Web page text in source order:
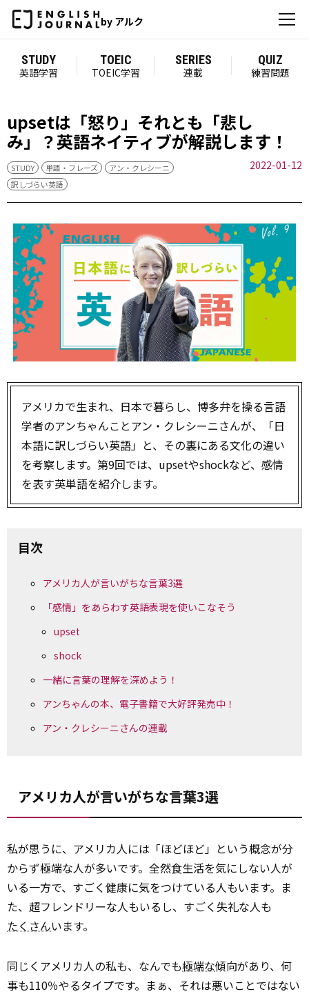
by アルク
STUDY
英語学習
TOEIC
TOEIC学習
SERIES
連載
QUIZ
練習問題
upsetは「怒り」それとも「悲し
み」？英語ネイティブが解説します！
STUDY 単語・フレーズ
アン・クレシーニ
訳しづらい英語
2022-01-12
アメリカで生まれ、日本で暮らし、博多弁を操る言語
学者のアンちゃんことアン・クレシーニさんが、「日
本語に訳しづらい英語」と、その裏にある文化の違い
を考察します。第9回では、upsetやshockなど、感情
を表す英単語を紹介します。
目次
アメリカ人が言いがちな言葉3選
「感情」をあらわす英語表現を使いこなそう
upset
shock
一緒に言葉の理解を深めよう！
アンちゃんの本、電子書籍で大好評発売中！
アン・クレシーニさんの連載
アメリカ人が言いがちな言葉3選
私が思うに、アメリカ人には「ほどほど」という概念が分
からず極端な人が多いです。全然食生活を気にしない人が
いる一方で、すごく健康に気をつけている人もいます。ま
た、超フレンドリーな人もいるし、すごく失礼な人も
たくさんいます。
同じくアメリカ人の私も、なんでも極端な傾向があり、何
事も110％やるタイプです。まぁ、それは悪いことではない